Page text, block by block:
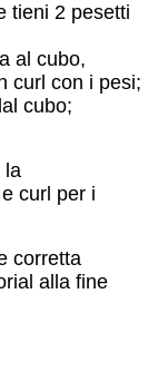
tieni 2 pesetti
al cubo,
curl con i pesi;
cubo;
la
curl per i
corretta
alla fine